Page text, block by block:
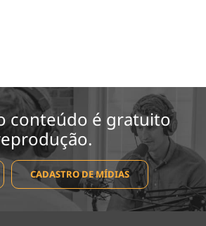
conteúdo é gratuito
CADASTRO DE MÍDIAS